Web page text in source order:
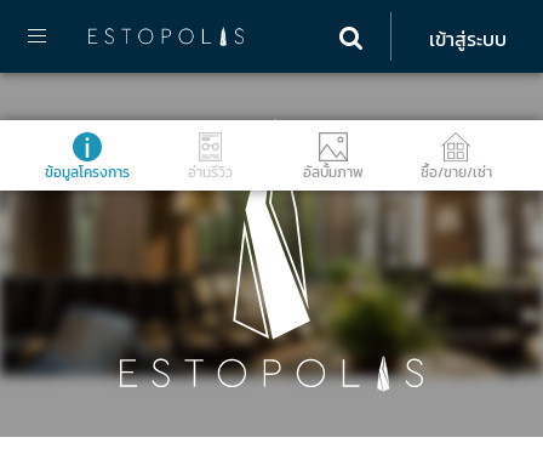
เข้าสู่ระบบ
ข้อมูลโครงการ อ่านรีวิว อัลบั้มภาพ ซื้อ/ขาย/เช่า